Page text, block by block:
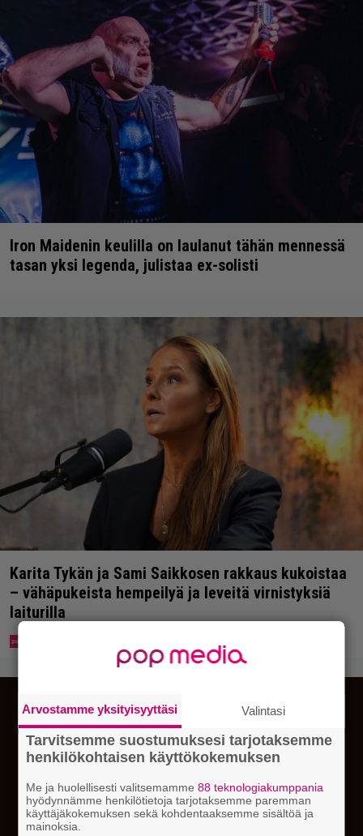
Iron Maidenin keulilla on laulanut tähän mennessä
tasan yksi legenda, julistaa ex-solisti
Karita Tykän ja Sami Saikkosen rakkaus kukoistaa
– vähäpukeista hempeilyä ja leveitä virnistyksiä
laiturilla
Arvostamme yksityisyyttäsi Valintasi
Tarvitsemme suostumuksesi tarjotaksemme
henkilökohtaisen käyttökokemuksen
Me ja huolellisesti valitsemamme88 teknologiakumppania
hyödynnämme henkilötietoja tarjotaksemme paremman
käyttäjäkokemuksen sekä kohdentaaksemme sisältöä ja
mainoksia.